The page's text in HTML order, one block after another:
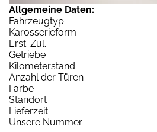
Allgemeine Daten:
Fahrzeugtyp
Karosserieform
Erst-Zul.
Getriebe
Kilometerstand
Anzahl der Türen
Farbe
Standort
Lieferzeit
Unsere Nummer